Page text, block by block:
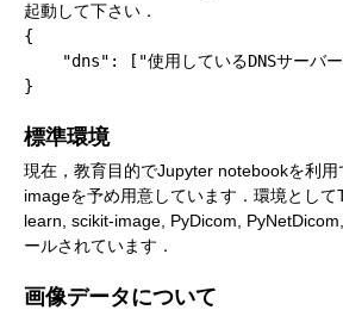
起動して下さい．
{
"dns" : [ "使用しているDNSサーバ
}
標準環境
現在，教育目的でJupyter notebookを利
imageを予め用意しています．環境として
learn, scikit-image, PyDicom,
ールされています．
画像データについて